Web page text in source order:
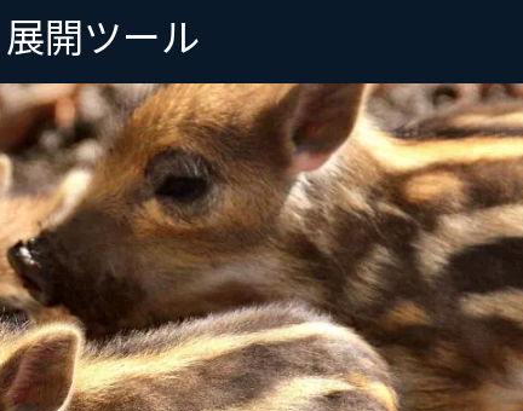
開ツール